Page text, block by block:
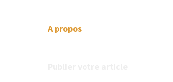
A propos